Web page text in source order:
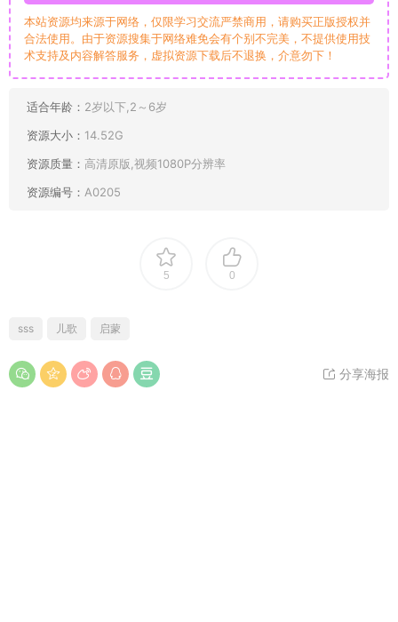
本站资源均来源于网络，仅限学习交流严禁商用，请购买正版授权并
合法使用。由于资源搜集于网络难免会有个别不完美，不提供使用技
术支持及内容解答服务，虚拟资源下载后不退换，介意勿下！
适合年龄： 2岁以下,2～6岁
资源大小： 14.52G
资源质量： 高清原版,视频1080P分辨率
资源编号： A0205
5 0
sss 儿歌 启蒙
分享海报